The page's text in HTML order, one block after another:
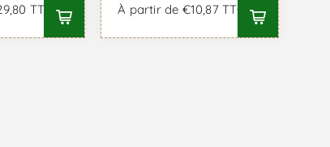
TTC À partir de €10,87 TTC